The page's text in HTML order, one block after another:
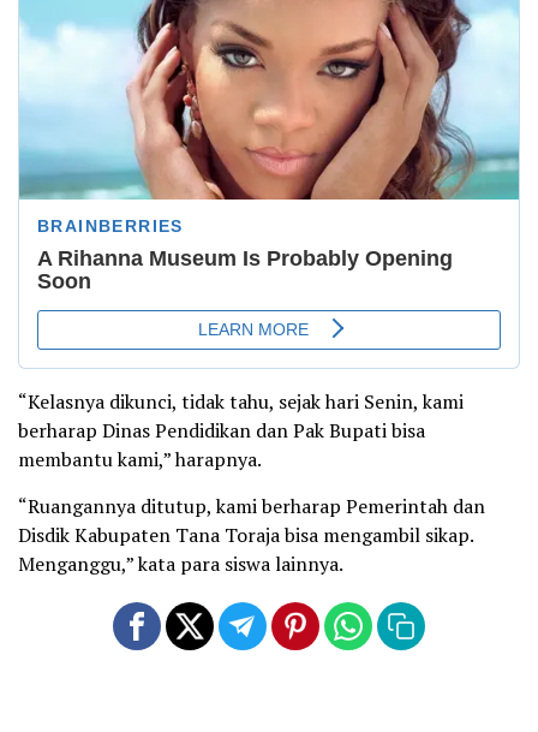
“Kelasnya dikunci, tidak tahu, sejak hari Senin, kami
berharap Dinas Pendidikan dan Pak Bupati bisa
membantu kami,” harapnya.
“Ruangannya ditutup, kami berharap Pemerintah dan
Disdik Kabupaten Tana Toraja bisa mengambil sikap.
Menganggu,” kata para siswa lainnya.